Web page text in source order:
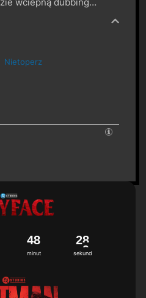
Nietoperz
minut
48
sekund
28